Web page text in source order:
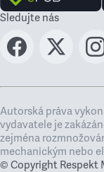
Sledujte nás
Autorská práva
vydavatele je
zejména
mechanickým nebo
© Copyright Respekt